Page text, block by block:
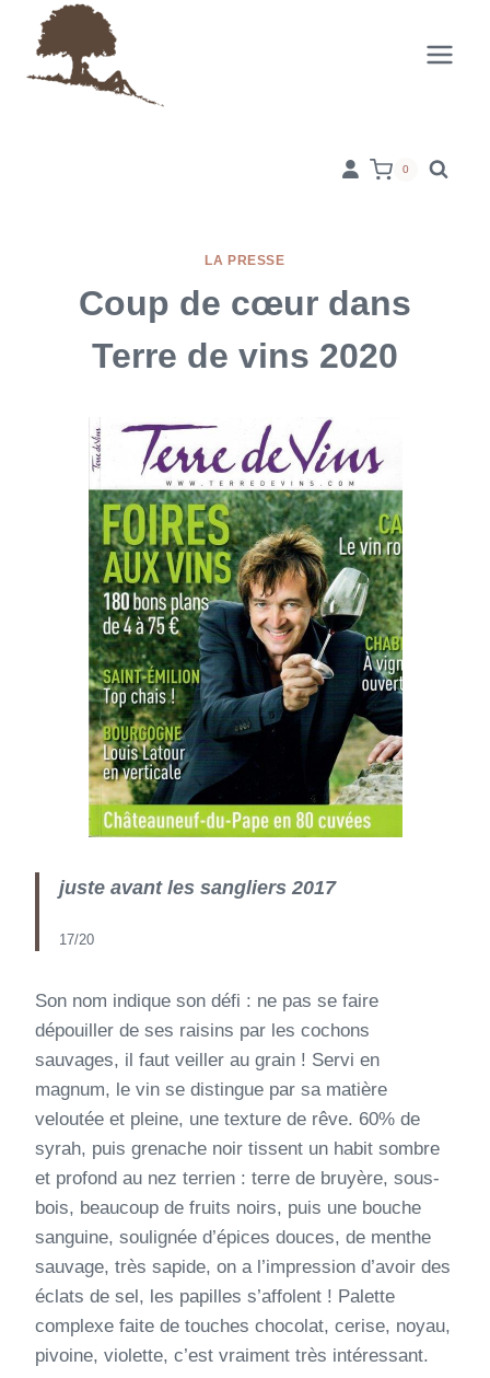
contenu
0
LA PRESSE
Coup de cœur dans
Terre de vins 2020
juste avant les sangliers 2017
17/20
Son nom indique son défi : ne pas se faire
dépouiller de ses raisins par les cochons
sauvages, il faut veiller au grain ! Servi en
magnum, le vin se distingue par sa matière
veloutée et pleine, une texture de rêve. 60% de
syrah, puis grenache noir tissent un habit sombre
et profond au nez terrien : terre de bruyère, sous-
bois, beaucoup de fruits noirs, puis une bouche
sanguine, soulignée d’épices douces, de menthe
sauvage, très sapide, on a l’impression d’avoir des
éclats de sel, les papilles s’affolent ! Palette
complexe faite de touches chocolat, cerise, noyau,
pivoine, violette, c’est vraiment très intéressant.